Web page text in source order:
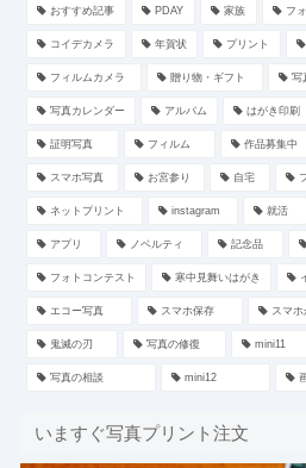
おすすめ記事 PDAY 家族 フ
コイデカメラ 年賀状 プリント
フィルムカメラ 贈り物・ギフト 写
写真カレンダー アルバム はがき印刷
証明写真 フィルム 作品募集中
スマホ写真 お宮参り 自宅
ネットプリント instagram 就活
アプリ ノベルティ 記念品
フォトコンテスト 寒中見舞いはがき
エコー写真 スマホ保存 スマホ
鬼滅の刃 写真の修復 mini11
写真の相談 mini12
いますぐ写真プリント注文